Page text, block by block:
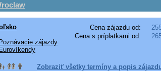
Cena zájazdu od:
Cena s príplatkami od:
Poznávacie zájazdy
Eurovíkendy
Zobraziť všetky termíny a popis